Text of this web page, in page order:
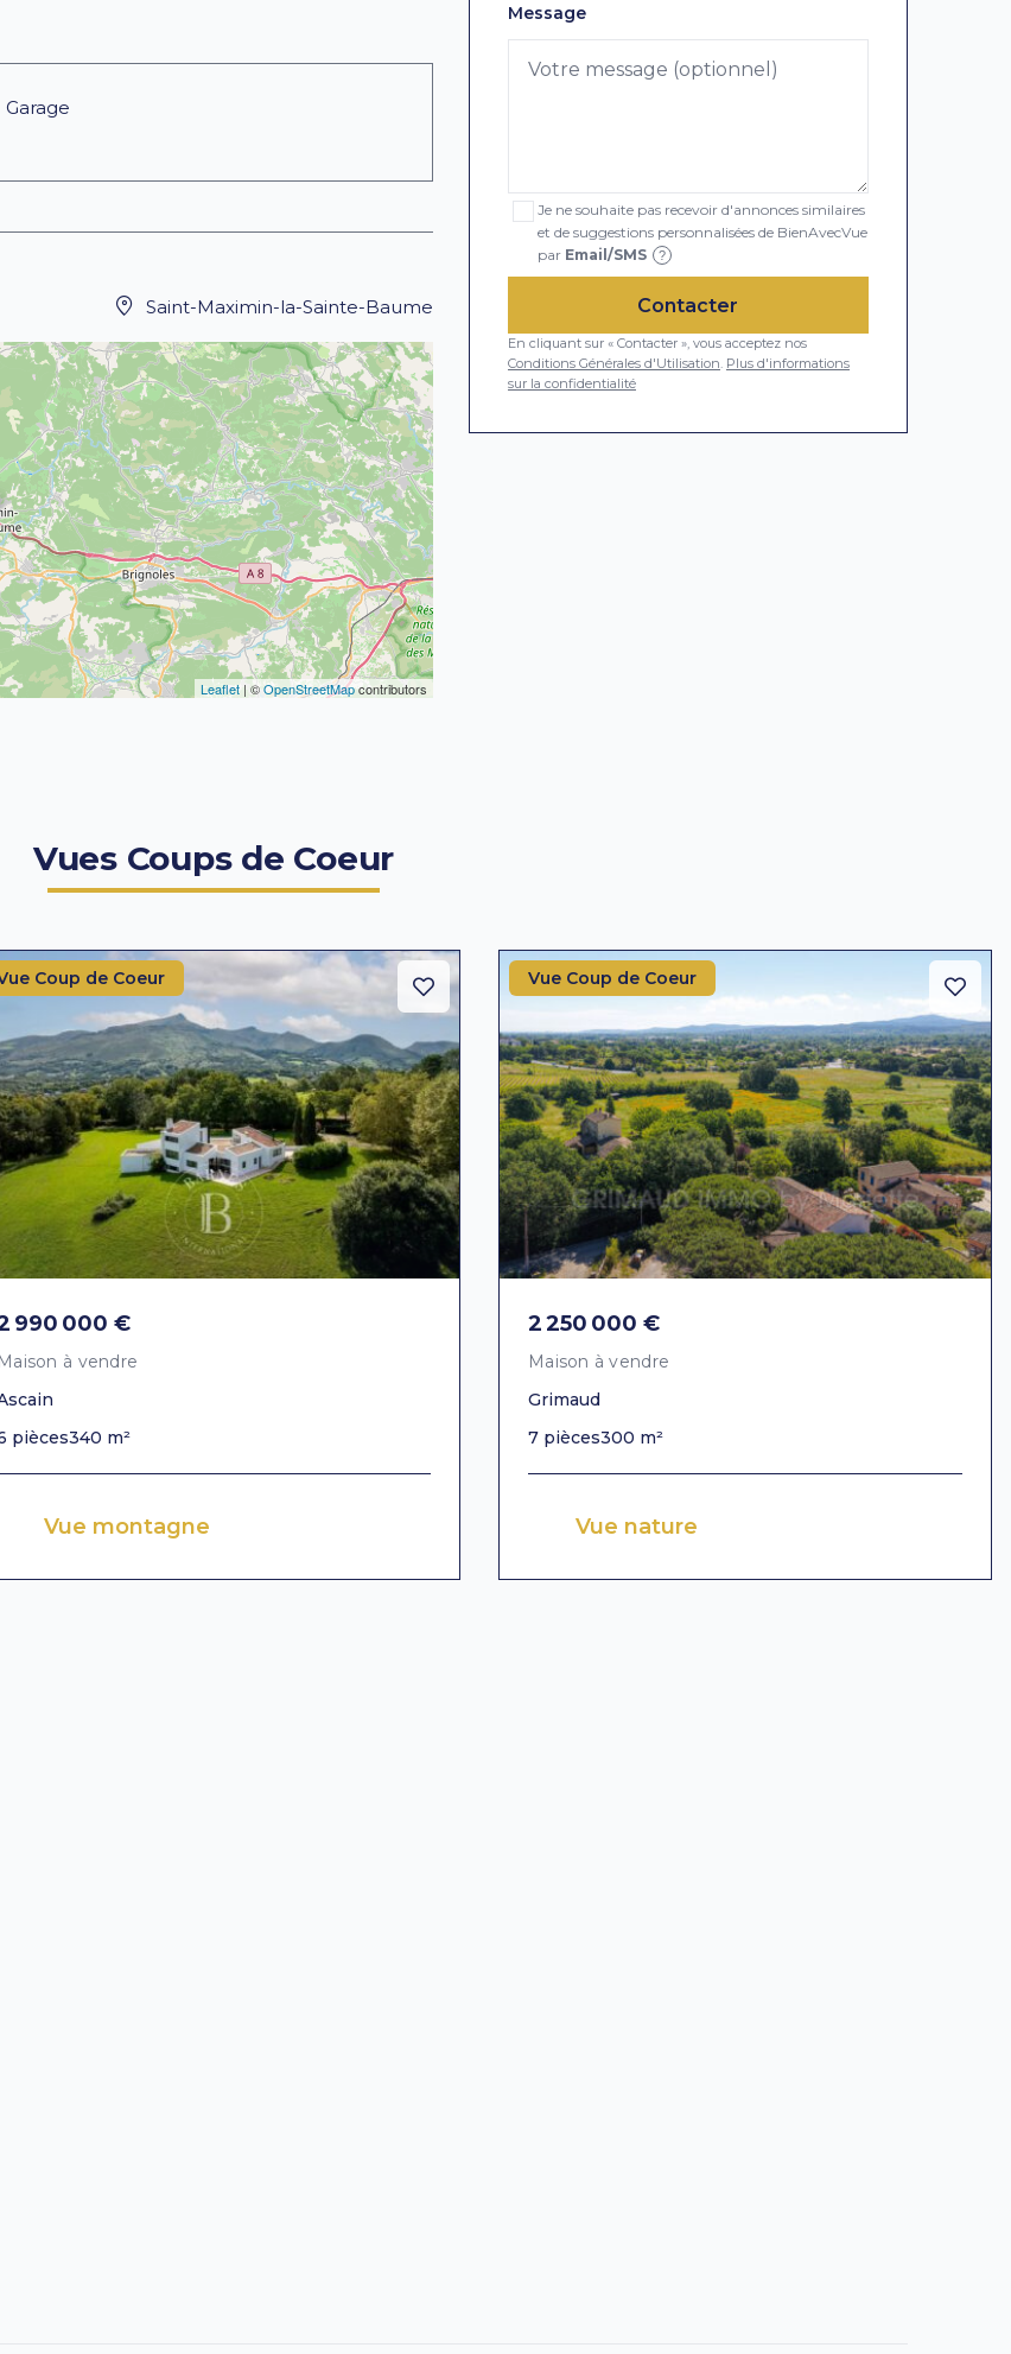
Garage
Saint-Maximin-la-Sainte-Baume
Leaflet| ©OpenStreetMapcontributors
Message
Je ne souhaite pas recevoir d'annonces similaires
et de suggestions personnalisées de BienAvecVue
par Email/SMS ?
Contacter
En cliquant sur « Contacter », vous acceptez nos
Conditions Générales d'Utilisation. Plus d'informations
sur la confidentialité
Vues Coups de Coeur
Coup de Coeur
990 000 €
Maison à vendre
pièces340 m²
Vue montagne
Vue Coup de Coeur
2 250 000 €
Maison à vendre
Grimaud
7 pièces300 m²
Vue nature